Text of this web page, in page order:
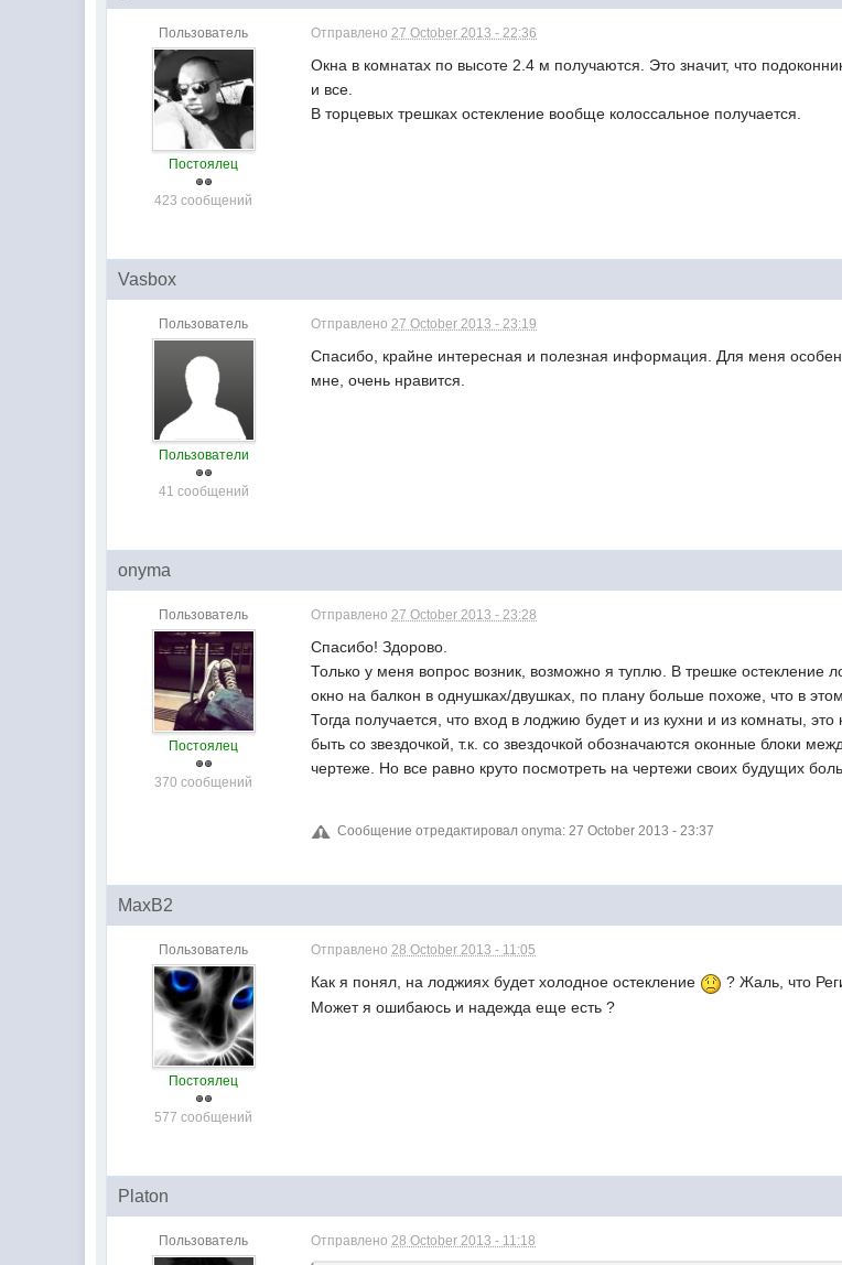
Пользователь
Постоялец
423 сообщений
Отправлено27 October 2013 - 22:36
Окна в комнатах по высоте 2.4 м получаются. Это значит, что
и все.
В торцевых трешках остекление вообще колоссальное получается.
Vasbox
Пользователь
Пользователи
41 сообщений
Отправлено27 October 2013 - 23:19
Спасибо, крайне интересная и полезная информация. Для меня
мне, очень нравится.
onyma
Пользователь
Постоялец
370 сообщений
Отправлено27 October 2013 - 23:28
Спасибо! Здорово.
Только у меня вопрос возник, возможно я туплю. В трешке
окно на балкон в однушках/двушках, по плану больше похоже, что в
Тогда получается, что вход в лоджию будет и из кухни и из комнаты,
быть со звездочкой, т.к. со звездочкой обозначаются оконные блоки
чертеже. Но все равно круто посмотреть на чертежи своих будущих
Сообщение отредактировал onyma: 27 October 2013 - 23:37
MaxB2
Пользователь
Постоялец
577 сообщений
Отправлено28 October 2013 - 11:05
Как я понял, на лоджиях будет холодное остекление
? Жаль, что
Может я ошибаюсь и надежда еще есть ?
Platon
Пользователь Отправлено28 October 2013 - 11:18